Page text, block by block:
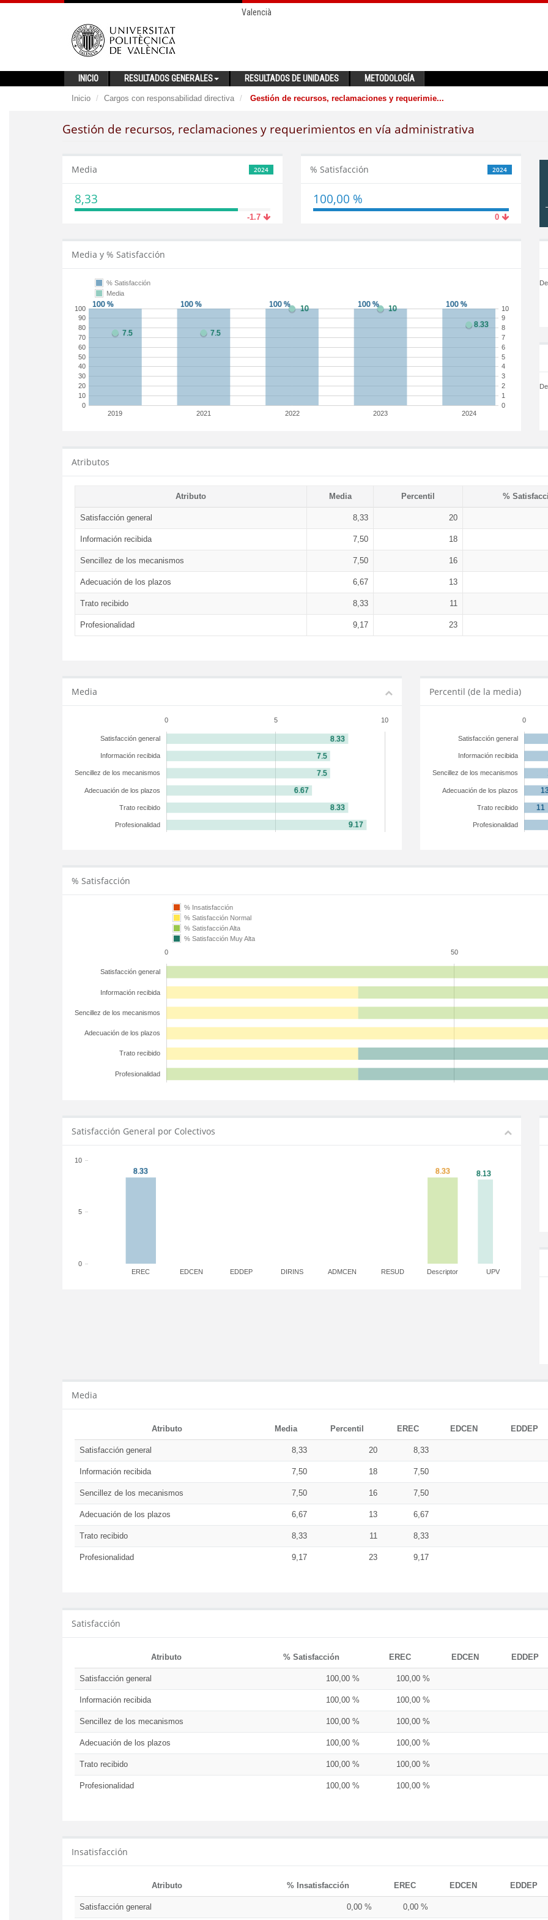
Valencià
INICIO RESULTADOS GENERALES RESULTADOS DE UNIDADES METODOLOGÍA
Inicio Cargos con responsabilidad directiva Gestión de recursos, reclamaciones y requerimie...
Gestión de recursos, reclamaciones y requerimientos en vía administrativa
2024
Media
8,33
-1.7
2024
% Satisfacción
100,00 %
0
Media y % Satisfacción
2019 2021 2022 2023 2024
0
10
20
30
40
50
60
70
80
90
100
0
1
2
3
4
5
6
7
8
9
10
% Satisfacción
Media
Atributos
Atributo Media Percentil %
Satisfacción general 8,33 20
Información recibida 7,50 18
Sencillez de los mecanismos 7,50 16
Adecuación de los plazos 6,67 13
Trato recibido 8,33 11
Profesionalidad 9,17 23
Media
0 5 10
Satisfacción general
Información recibida
Sencillez de los mecanismos
Adecuación de los plazos
Trato recibido
Profesionalidad
Percentil (de la media)
0
Satisfacción general
Información recibida
Sencillez de los mecanismos
Adecuación de los plazos
Trato recibido
Profesionalidad
% Satisfacción
0 50
Satisfacción general
Información recibida
Sencillez de los mecanismos
Adecuación de los plazos
Trato recibido
Profesionalidad
% Insatisfacción
% Satisfacción Normal
% Satisfacción Alta
% Satisfacción Muy Alta
Satisfacción General por Colectivos
EREC EDCEN EDDEP DIRINS ADMCEN RESUD Descriptor UPV
0
5
10
Media
Atributo Media Percentil EREC EDCEN EDDEP
Satisfacción general 8,33 20 8,33
Información recibida 7,50 18 7,50
Sencillez de los mecanismos 7,50 16 7,50
Adecuación de los plazos 6,67 13 6,67
Trato recibido 8,33 11 8,33
Profesionalidad 9,17 23 9,17
Satisfacción
Atributo % Satisfacción EREC EDCEN EDDEP
Satisfacción general 100,00 % 100,00 %
Información recibida 100,00 % 100,00 %
Sencillez de los mecanismos 100,00 % 100,00 %
Adecuación de los plazos 100,00 % 100,00 %
Trato recibido 100,00 % 100,00 %
Profesionalidad 100,00 % 100,00 %
Insatisfacción
Atributo % Insatisfacción EREC EDCEN EDDEP
Satisfacción general 0,00 % 0,00 %